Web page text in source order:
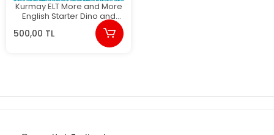
Kurmay ELT More and More
English Starter Dino and
500,00 TL